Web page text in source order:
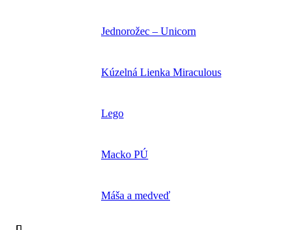
Jednorožec – Unicorn
Kúzelná Lienka Miraculous
Lego
Macko PÚ
Máša a medveď